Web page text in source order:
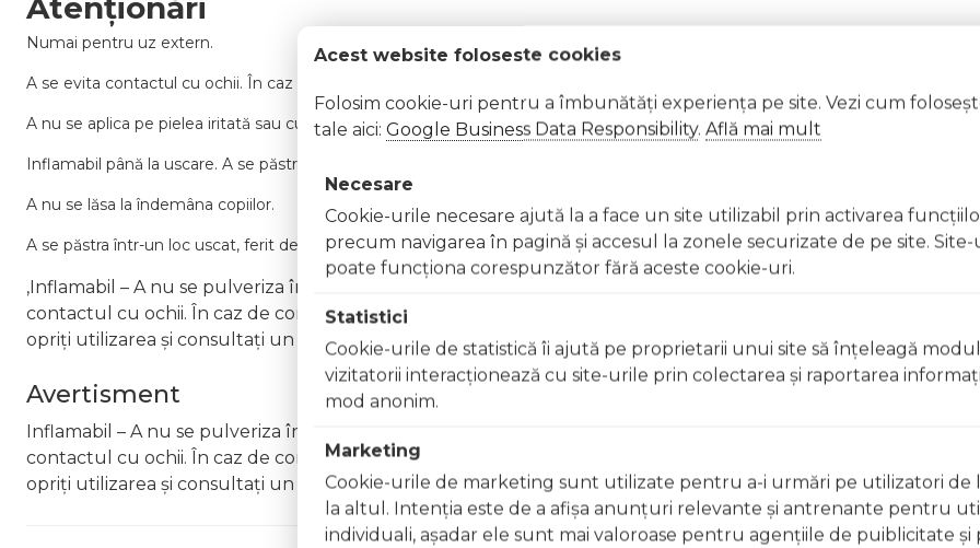
Atenționări
Numai pentru uz extern.
A se evita contactul cu ochii. În caz de contact, clătiți imediat cu apă din abundență.
A nu se aplica pe pielea iritată sau cu leziuni.
Inflamabil până la uscare. A se păstra departe de surse de căldură, suprafețe fierbinți, scântei, flăcări deschise sau alte surse de
A nu se lăsa la îndemâna copiilor.
A se păstra într-un loc uscat, ferit de lumină directă și la temperaturi cuprinse între 5°C și 25°C.
,Inflamabil – A nu se pulveriza în apropierea flăcărilor deschise, surselor de căldură sau în timp ce fumați Uz
contactul cu ochii. În caz de contact, clătiți imediat cu apă Nu aplicați pe pielea iritată, rănită sau cu afecțiuni
opriți utilizarea și consultați un medic Nu inhalați produsul direct în timpul aplicării
Avertisment
Inflamabil – A nu se pulveriza în apropierea flăcărilor deschise, surselor de căldură sau în timp ce fumați Uz
contactul cu ochii. În caz de contact, clătiți imediat cu apă Nu aplicați pe pielea iritată, rănită sau cu afecțiuni
opriți utilizarea și consultați un medic Nu inhalați produsul direct în timpul aplicării
Acest website foloseste cookies
Folosim cookie-uri pentru a îmbunătăți experiența pe site. Vezi cum
tale aici: Google Business Data Responsibility. Află mai mult
Necesare
Cookie-urile necesare ajută la a face un site utilizabil prin activarea
precum navigarea în pagină şi accesul la zonele securizate de pe site.
poate funcţiona corespunzător fără aceste cookie-uri.
Statistici
Cookie-urile de statistică îi ajută pe proprietarii unui site să înţeleagă
vizitatorii interacţionează cu site-urile prin colectarea şi raportarea
mod anonim.
Marketing
Cookie-urile de marketing sunt utilizate pentru a-i urmări pe utilizatori de
la altul. Intenţia este de a afişa anunţuri relevante şi antrenante pentru
individuali, aşadar ele sunt mai valoroase pentru agenţiile de puiblicitate şi